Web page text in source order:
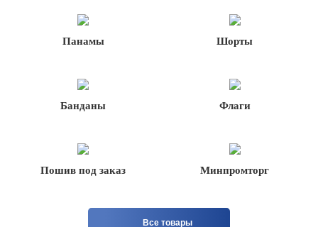
Панамы Шорты
Банданы Флаги
Пошив под заказ Минпромторг
Все товары